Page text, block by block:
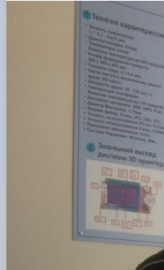
Новини